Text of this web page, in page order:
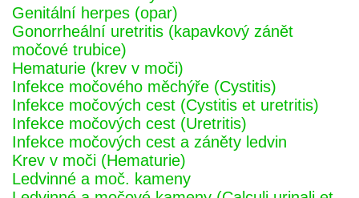
Genitální herpes (opar)
Gonorrheální uretritis (kapavkový zánět
močové trubice)
Hematurie (krev v moči)
Infekce močového měchýře (Cystitis)
Infekce močových cest (Cystitis et uretritis)
Infekce močových cest (Uretritis)
Infekce močových cest a záněty ledvin
Krev v moči (Hematurie)
Ledvinné a moč. kameny